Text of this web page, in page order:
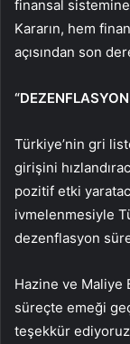
finansal
Kararın, hem
açısından son
Türkiye’nin gri
girişini
pozitif etki
ivmelenmesiyle
dezenflasyon
Hazine ve Maliye
süreçte emeği
teşekkür